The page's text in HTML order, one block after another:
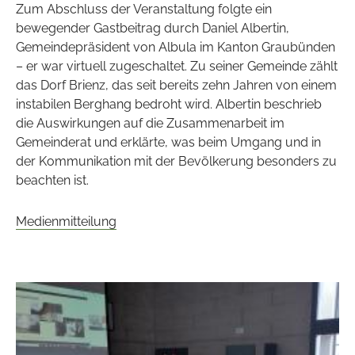
Zum Abschluss der Veranstaltung folgte ein
bewegender Gastbeitrag durch Daniel Albertin,
Gemeindepräsident von Albula im Kanton Graubünden
– er war virtuell zugeschaltet. Zu seiner Gemeinde zählt
das Dorf Brienz, das seit bereits zehn Jahren von einem
instabilen Berghang bedroht wird. Albertin beschrieb
die Auswirkungen auf die Zusammenarbeit im
Gemeinderat und erklärte, was beim Umgang und in
der Kommunikation mit der Bevölkerung besonders zu
beachten ist.
Medienmitteilung